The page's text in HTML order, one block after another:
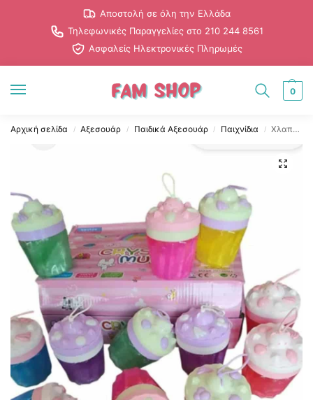
Αποστολή σε όλη την Ελλάδα
Τηλεφωνικές Παραγγελίες στο 210 244 8561
Ασφαλείς Ηλεκτρονικές Πληρωμές
0
Αρχική σελίδα / Αξεσουάρ / Παιδικά Αξεσουάρ / Παιχνίδια / Χλαπάτσες σε Σχήμα Cupcake με Άρωμα – Διάφορα Χρώματα (1τμχ)